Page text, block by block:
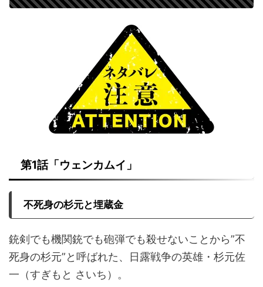
第1話「ウェンカムイ」
不死身の杉元と埋蔵金
銃剣でも機関銃でも砲弾でも殺せないことから”不
死身の杉元”と呼ばれた、日露戦争の英雄・杉元佐
一（すぎもと さいち）。